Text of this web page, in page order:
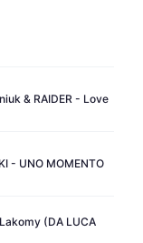
& RAIDER - Love
- UNO MOMENTO
(DA LUCA